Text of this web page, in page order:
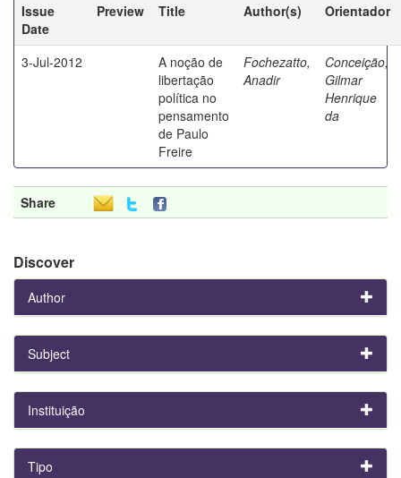
Issue
Date
Preview Title Author(s) Orientador
3-Jul-2012
A noção de
libertação
política no
pensamento
de Paulo
Freire
Fochezatto,
Anadir
Conceição,
Gilmar
Henrique
da
Share
Discover
Author
Subject
Instituição
Tipo